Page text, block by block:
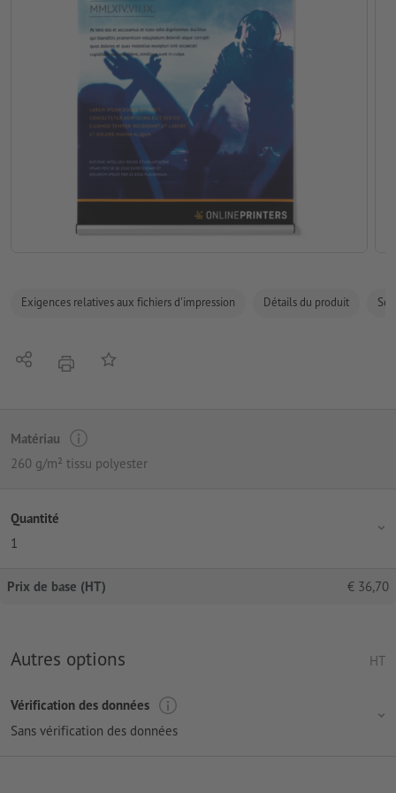
Exigences relatives aux fichiers d'impression Détails du produit
PartagerimprimerAjouter à liste d'article
Matériau
260 g/m² tissu polyester
Quantité
1
Prix de base (HT) € 36,70
Autres options HT
Vérification des données
Sans vérification des données